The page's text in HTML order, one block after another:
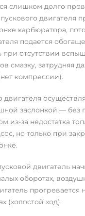
слишком долго
двигателя
карбюратора,
подается
при отсутствии
смазку, затрудняя
компрессии).
двигателя
заслонкой — без
из-за недостатка
но только при
двигатель
оборотах,
прогревается
(холостой ход).